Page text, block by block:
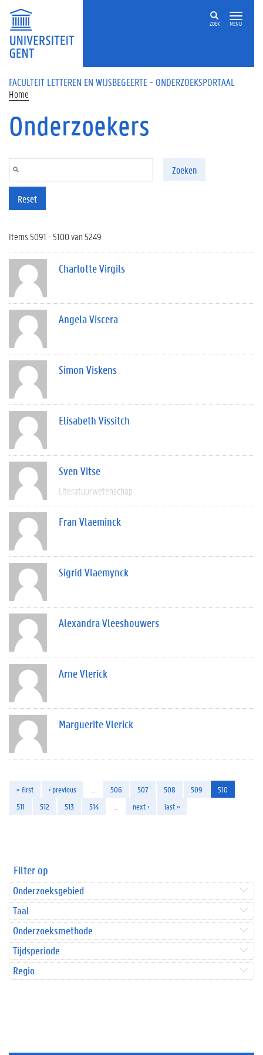
Overslaan en naar de inhoud gaan
ZOEK MENU
FACULTEIT LETTEREN EN WIJSBEGEERTE - ONDERZOEKSPORTAAL
Home
Onderzoekers
Zoeken
Reset
Items 5091 - 5100 van 5249
Charlotte Virgils
Angela Viscera
Simon Viskens
Elisabeth Vissitch
Sven Vitse
Literatuurwetenschap
Fran Vlaeminck
Sigrid Vlaemynck
Alexandra Vleeshouwers
Arne Vlerick
Marguerite Vlerick
« first ‹ previous 506 507 508 509
510
511
512 513 514 next › last »
Filter op
Onderzoeksgebied
Taal
Onderzoeksmethode
Tijdsperiode
Regio